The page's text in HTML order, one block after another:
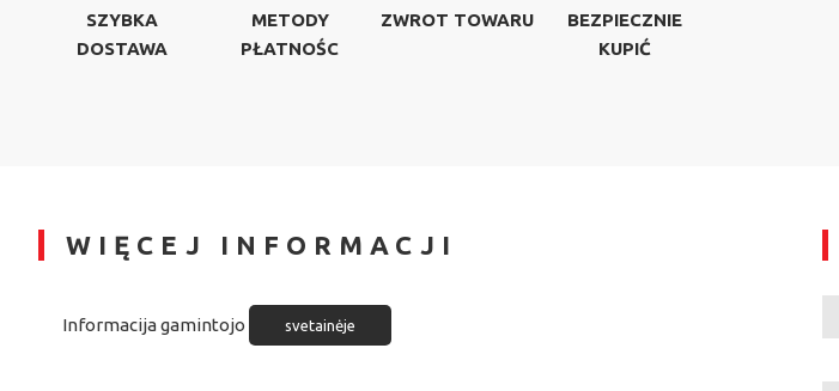
SZYBKA
DOSTAWA
METODY
PŁATNOŚC
ZWROT TOWARU
BEZPIECZNIE
KUPIĆ
WIĘCEJ INFORMACJI
Informacija gamintojo svetainėje